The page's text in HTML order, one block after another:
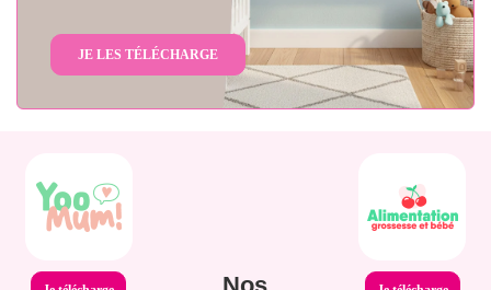
JE LES TÉLÉCHARGE